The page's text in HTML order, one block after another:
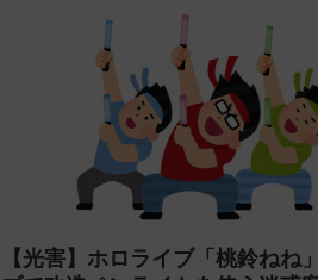
【光害】ホロライブ「桃鈴ねね